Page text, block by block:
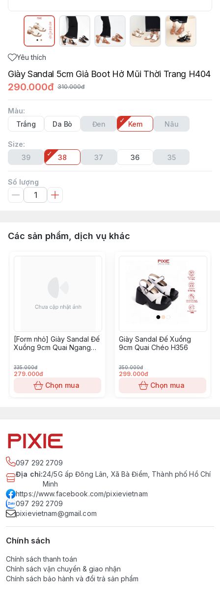
Yêu thích
Giày Sandal 5cm Giả Boot Hở Mũi Thời Trang H404
290.000đ 310.000đ
Màu:
Trắng
Da Bò Đen Kem Nâu
Size:
39
38 37 36 35
Số lượng
Các sản phẩm, dịch vụ khác
[Form nhỏ] Giày Sandal Đế
Xuồng 9cm Quai Ngang
335.000đ
279.000đ
Chọn mua
Giày Sandal Đế Xuồng
9cm Quai Chéo H356
350.000đ
299.000đ
Chọn mua
097 292 2709
Địa chỉ:24/5G ấp Đông Lân, Xã Bà Điểm, Thành phố Hồ Chí
Minh
https://www.facebook.com/pixievietnam
097 292 2709
pixievietnam@gmail.com
Chính sách
Chính sách thanh toán
Chính sách vận chuyển & giao nhận
Chính sách bảo hành và đổi trả sản phẩm